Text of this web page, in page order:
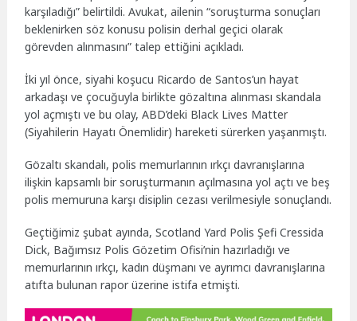
karşıladığı” belirtildi. Avukat, ailenin “soruşturma sonuçları
beklenirken söz konusu polisin derhal geçici olarak
görevden alınmasını” talep ettiğini açıkladı.
İki yıl önce, siyahi koşucu Ricardo de Santos’un hayat
arkadaşı ve çocuğuyla birlikte gözaltına alınması skandala
yol açmıştı ve bu olay, ABD’deki Black Lives Matter
(Siyahilerin Hayatı Önemlidir) hareketi sürerken yaşanmıştı.
Gözaltı skandalı, polis memurlarının ırkçı davranışlarına
ilişkin kapsamlı bir soruşturmanın açılmasına yol açtı ve beş
polis memuruna karşı disiplin cezası verilmesiyle sonuçlandı.
Geçtiğimiz şubat ayında, Scotland Yard Polis Şefi Cressida
Dick, Bağımsız Polis Gözetim Ofisi’nin hazırladığı ve
memurlarının ırkçı, kadın düşmanı ve ayrımcı davranışlarına
atıfta bulunan rapor üzerine istifa etmişti.